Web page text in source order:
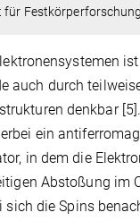
Festkörperforschung
auch durch
denkbar [5].
ein
in dem die
Abstoßung im
sich die Spins